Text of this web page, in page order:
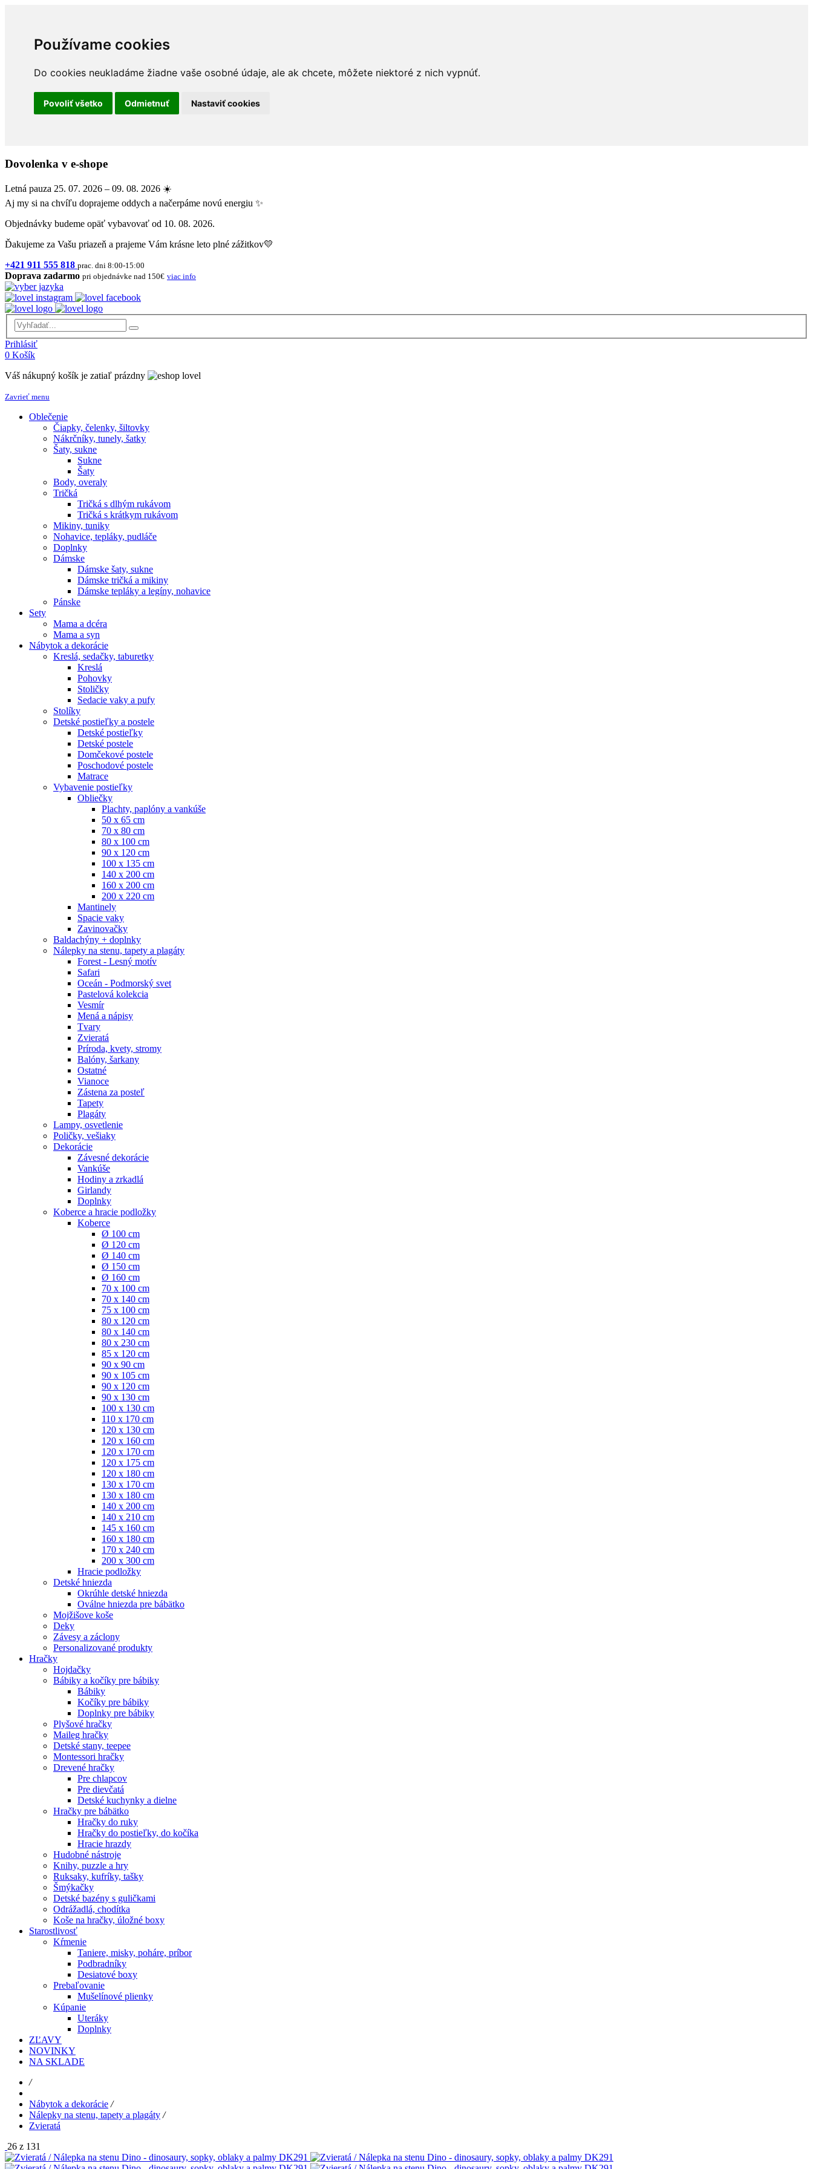
Používame cookies
Do cookies neukladáme žiadne vaše osobné údaje, ale ak chcete, môžete niektoré z nich vypnúť.
Povoliť všetko Odmietnuť Nastaviť cookies
Dovolenka v e-shope
Letná pauza 25. 07. 2026 – 09. 08. 2026 ☀️
Aj my si na chvíľu doprajeme oddych a načerpáme novú energiu ✨
Objednávky budeme opäť vybavovať od 10. 08. 2026.
Ďakujeme za Vašu priazeň a prajeme Vám krásne leto plné zážitkov💛
+421 911 555 818 prac. dni 8:00-15:00
Doprava zadarmo pri objednávke nad 150€ viac info
Prihlásiť
0 Košík
Váš nákupný košík je zatiaľ prázdny
Zavrieť menu
Oblečenie
Čiapky, čelenky, šiltovky
Nákrčníky, tunely, šatky
Šaty, sukne
Sukne
Šaty
Body, overaly
Tričká
Tričká s dlhým rukávom
Tričká s krátkym rukávom
Mikiny, tuniky
Nohavice, tepláky, pudláče
Doplnky
Dámske
Dámske šaty, sukne
Dámske tričká a mikiny
Dámske tepláky a legíny, nohavice
Pánske
Sety
Mama a dcéra
Mama a syn
Nábytok a dekorácie
Kreslá, sedačky, taburetky
Kreslá
Pohovky
Stoličky
Sedacie vaky a pufy
Stolíky
Detské postieľky a postele
Detské postieľky
Detské postele
Domčekové postele
Poschodové postele
Matrace
Vybavenie postieľky
Obliečky
Plachty, paplóny a vankúše
50 x 65 cm
70 x 80 cm
80 x 100 cm
90 x 120 cm
100 x 135 cm
140 x 200 cm
160 x 200 cm
200 x 220 cm
Mantinely
Spacie vaky
Zavinovačky
Baldachýny + doplnky
Nálepky na stenu, tapety a plagáty
Forest - Lesný motív
Safari
Oceán - Podmorský svet
Pastelová kolekcia
Vesmír
Mená a nápisy
Tvary
Zvieratá
Príroda, kvety, stromy
Balóny, šarkany
Ostatné
Vianoce
Zástena za posteľ
Tapety
Plagáty
Lampy, osvetlenie
Poličky, vešiaky
Dekorácie
Závesné dekorácie
Vankúše
Hodiny a zrkadlá
Girlandy
Doplnky
Koberce a hracie podložky
Koberce
Ø 100 cm
Ø 120 cm
Ø 140 cm
Ø 150 cm
Ø 160 cm
70 x 100 cm
70 x 140 cm
75 x 100 cm
80 x 120 cm
80 x 140 cm
80 x 230 cm
85 x 120 cm
90 x 90 cm
90 x 105 cm
90 x 120 cm
90 x 130 cm
100 x 130 cm
110 x 170 cm
120 x 130 cm
120 x 160 cm
120 x 170 cm
120 x 175 cm
120 x 180 cm
130 x 170 cm
130 x 180 cm
140 x 200 cm
140 x 210 cm
145 x 160 cm
160 x 180 cm
170 x 240 cm
200 x 300 cm
Hracie podložky
Detské hniezda
Okrúhle detské hniezda
Oválne hniezda pre bábätko
Mojžišove koše
Deky
Závesy a záclony
Personalizované produkty
Hračky
Hojdačky
Bábiky a kočíky pre bábiky
Bábiky
Kočíky pre bábiky
Doplnky pre bábiky
Plyšové hračky
Maileg hračky
Detské stany, teepee
Montessori hračky
Drevené hračky
Pre chlapcov
Pre dievčatá
Detské kuchynky a dielne
Hračky pre bábätko
Hračky do ruky
Hračky do postieľky, do kočíka
Hracie hrazdy
Hudobné nástroje
Knihy, puzzle a hry
Ruksaky, kufríky, tašky
Šmýkačky
Detské bazény s guličkami
Odrážadlá, chodítka
Koše na hračky, úložné boxy
Starostlivosť
Kŕmenie
Taniere, misky, poháre, príbor
Podbradníky
Desiatové boxy
Prebaľovanie
Mušelínové plienky
Kúpanie
Uteráky
Doplnky
ZĽAVY
NOVINKY
NA SKLADE
/
Nábytok a dekorácie /
Nálepky na stenu, tapety a plagáty /
Zvieratá
26 z 131